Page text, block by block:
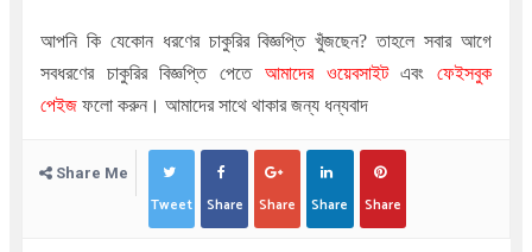
আপনি কি যেকোন ধরণের চাকুরির বিজ্ঞপ্তি খুঁজছেন?তাহলে সবার আগে
সবধরণের চাকুরির বিজ্ঞপ্তি পেতে
আমাদের ওয়েবসাইট এবংফেইসবুক
পেইজফলো করুন। আমাদের সাথে থাকার জন্য ধন্যবাদ
Share Me
Tweet Share Share Share Share